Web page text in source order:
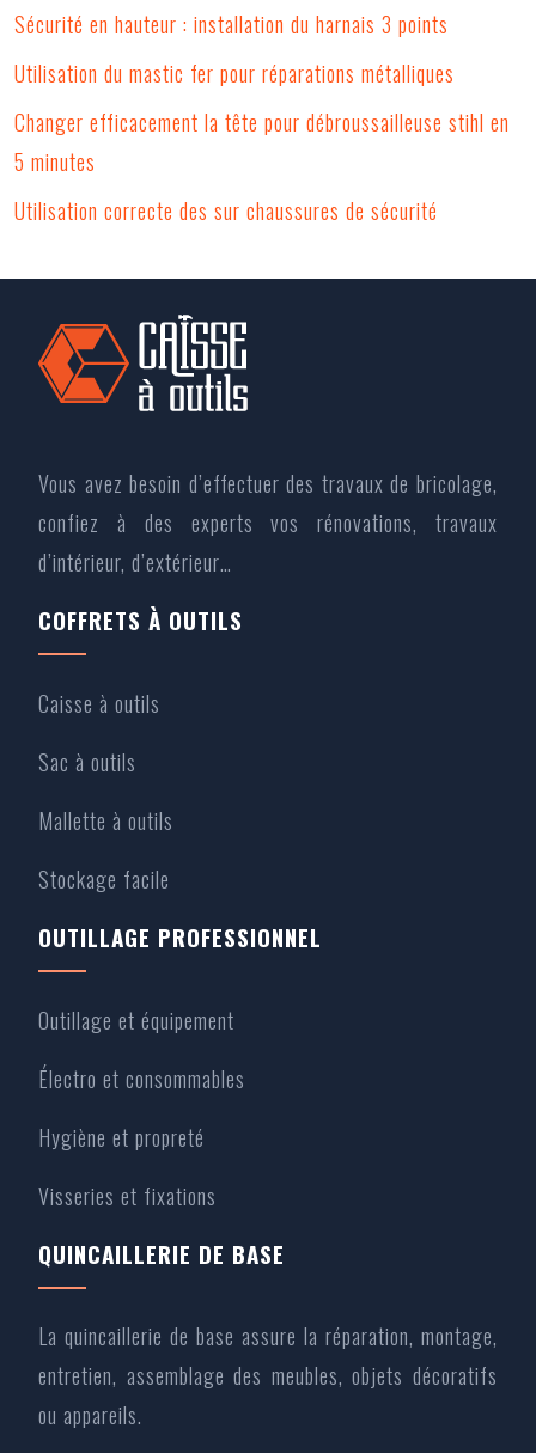
Sécurité en hauteur : installation du harnais 3 points
Utilisation du mastic fer pour réparations métalliques
Changer efficacement la tête pour débroussailleuse stihl en
5 minutes
Utilisation correcte des sur chaussures de sécurité
Vous avez besoin d’effectuer des travaux de bricolage,
confiez à des experts vos rénovations, travaux
d’intérieur, d’extérieur…
COFFRETS À OUTILS
Caisse à outils
Sac à outils
Mallette à outils
Stockage facile
OUTILLAGE PROFESSIONNEL
Outillage et équipement
Électro et consommables
Hygiène et propreté
Visseries et fixations
QUINCAILLERIE DE BASE
La quincaillerie de base assure la réparation, montage,
entretien, assemblage des meubles, objets décoratifs
ou appareils.